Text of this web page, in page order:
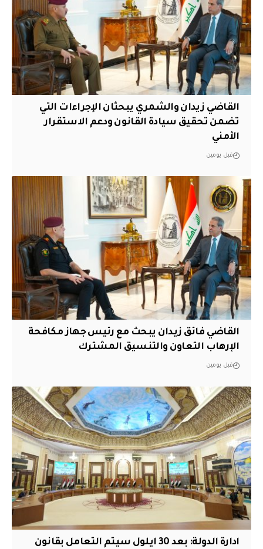
القاضي زيدان والشمري يبحثان الإجراءات التي
تضمن تحقيق سيادة القانون ودعم الاستقرار
الأمني
قبل يومين
القاضي فائق زيدان يبحث مع رئيس جهاز مكافحة
الإرهاب التعاون والتنسيق المشترك
قبل يومين
ادارة الدولة: بعد 30 ايلول سيتم التعامل بقانون